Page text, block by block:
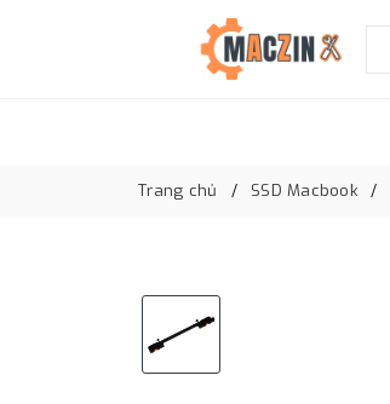
Trang chủ SSD Macbook